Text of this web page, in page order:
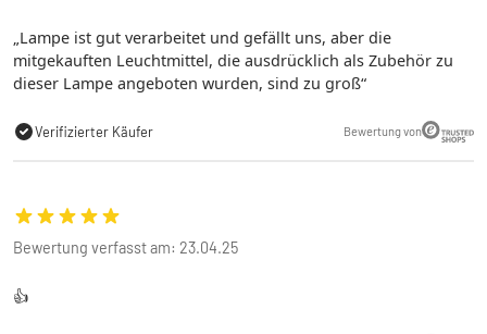
Lampe ist gut verarbeitet und gefällt uns, aber die
mitgekauften Leuchtmittel, die ausdrücklich als Zubehör zu
dieser Lampe angeboten wurden, sind zu groß
Verifizierter Käufer Bewertung von
Bewertung verfasst am: 23.04.25
👍